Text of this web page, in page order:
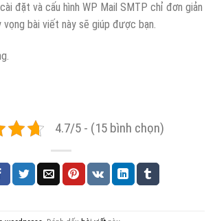
đặt và cấu hình WP Mail SMTP chỉ đơn giản
vọng bài viết này sẽ giúp được bạn.
4.7/5 - (15 bình chọn)